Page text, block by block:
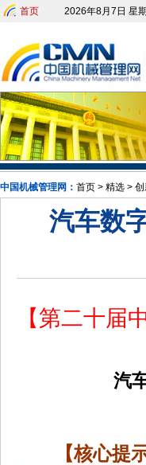
首页 2026年8月7日 星
中国机械管理网： 首页 > 精选 >
汽车数
【第二十届
汽
【核心提